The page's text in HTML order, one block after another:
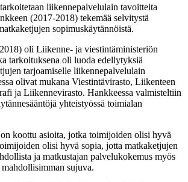
liikennepalvelulain tavoitteita
(2017-2018) tekemää selvitystä
sopimuskäytännöistä.
oli Liikenne- ja viestintäministeriön
tarkoituksena oli luoda edellytyksiä
tarjoamiselle liikennepalvelulain
olivat mukana Viestintävirasto, Liikenteen
ja Liikennevirasto. Hankkeessa valmisteltiin
yhteistyössä toimialan
koottu asioita, jotka toimijoiden olisi hyvä
olisi hyvä sopia, jotta matkaketjujen
ja matkustajan palvelukokemus myös
sujuva.